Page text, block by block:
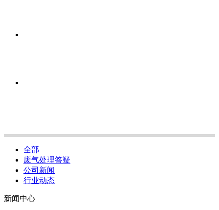
全部
废气处理答疑
公司新闻
行业动态
新闻中心